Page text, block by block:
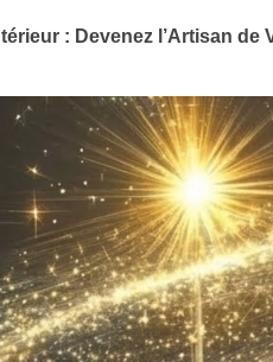
: Devenez l’Artisan de